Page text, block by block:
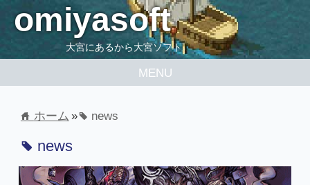
omiyasoft
大宮にあるから大宮ソフト
MENU
home ホーム »tag news
tag news